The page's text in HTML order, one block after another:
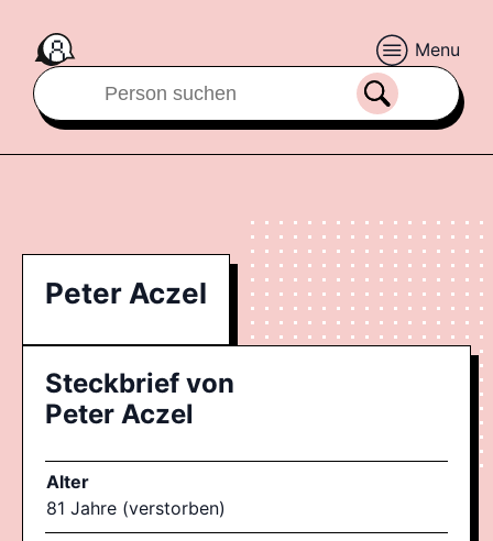
Menu
Peter Aczel
Steckbrief von
Peter Aczel
Alter
81 Jahre (verstorben)